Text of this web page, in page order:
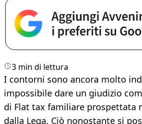
3 min di lettura
I contorni sono ancora molto
impossibile dare un giudizio
di Flat tax familiare prospettata
dalla Lega. Ciò nonostante si